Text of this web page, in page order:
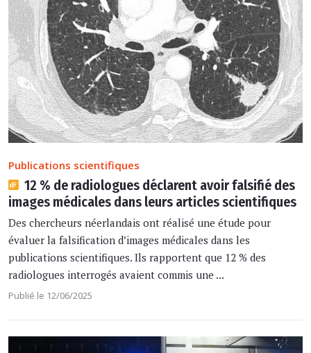
Publications scientifiques
12 % de radiologues déclarent avoir falsifié des
images médicales dans leurs articles scientifiques
Des chercheurs néerlandais ont réalisé une étude pour
évaluer la falsification d’images médicales dans les
publications scientifiques. Ils rapportent que 12 % des
radiologues interrogés avaient commis une ...
Publié le 12/06/2025